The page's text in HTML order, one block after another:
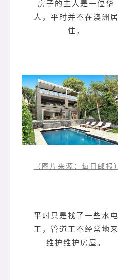
房子的主人是一位华
人，平时并不在澳洲居
住，
（图片来源：每日邮报）
平时只是找了一些水电
工，管道工不经常地来
维护维护房屋。